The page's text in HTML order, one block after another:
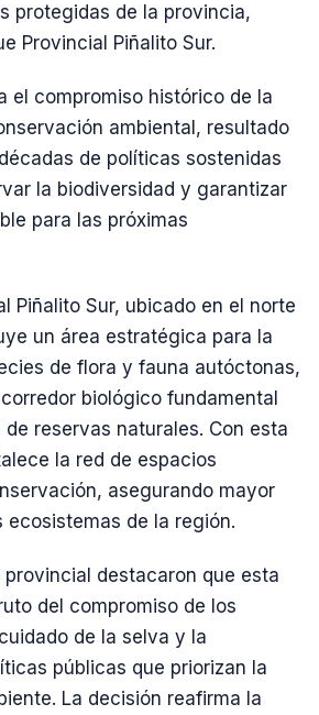
protegidas de la provincia,
Provincial Piñalito Sur.
el compromiso histórico de la
ambiental, resultado
de políticas sostenidas
la biodiversidad y garantizar
para las próximas
Piñalito Sur, ubicado en el norte
un área estratégica para la
de flora y fauna autóctonas,
biológico fundamental
reservas naturales. Con esta
la red de espacios
asegurando mayor
ecosistemas de la región.
provincial destacaron que esta
del compromiso de los
de la selva y la
públicas que priorizan la
La decisión reafirma la